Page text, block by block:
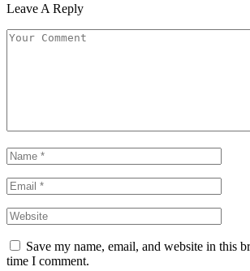
Leave A Reply
Save my name, email, and website in this
time I comment.